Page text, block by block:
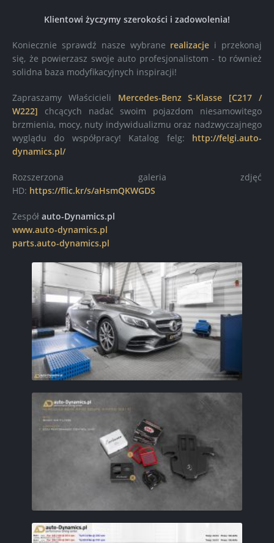
Klientowi życzymy szerokości i zadowolenia!
Koniecznie sprawdź nasze wybrane realizacje i przekonaj
się, że powierzasz swoje auto profesjonalistom - to również
solidna baza modyfikacyjnych inspiracji!
Zapraszamy Właścicieli Mercedes-Benz S-Klasse [C217 /
W222] chcących nadać swoim pojazdom niesamowitego
brzmienia, mocy, nuty indywidualizmu oraz nadzwyczajnego
wyglądu do współpracy! Katalog felg: http://felgi.auto-
dynamics.pl/
Rozszerzona galeria zdjęć
HD: https://flic.kr/s/aHsmQKWGDS
Zespół auto-Dynamics.pl
www.auto-dynamics.pl
parts.auto-dynamics.pl